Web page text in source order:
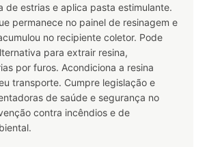
de estrias e aplica pasta estimulante.
permanece no painel de resinagem e
no recipiente coletor. Pode
para extrair resina,
por furos. Acondiciona a resina
transporte. Cumpre legislação e
de saúde e segurança no
contra incêndios e de